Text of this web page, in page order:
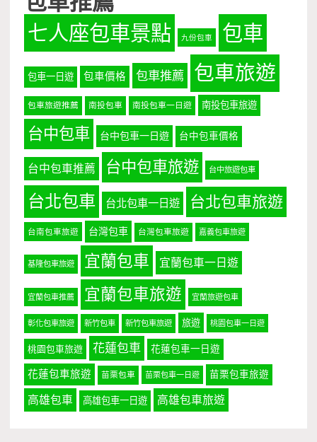
七人座包車景點 九份包車 包車
包車一日遊 包車價格 包車推薦 包車旅遊
包車旅遊推薦 南投包車 南投包車一日遊 南投包車旅遊
台中包車 台中包車一日遊 台中包車價格
台中包車推薦 台中包車旅遊 台中旅遊包車
台北包車 台北包車一日遊 台北包車旅遊
台南包車旅遊 台灣包車 台灣包車旅遊 嘉義包車旅遊
基隆包車旅遊 宜蘭包車 宜蘭包車一日遊
宜蘭包車推薦 宜蘭包車旅遊 宜蘭旅遊包車
彰化包車旅遊 新竹包車 新竹包車旅遊 旅遊 桃園包車一日遊
桃園包車旅遊 花蓮包車 花蓮包車一日遊
花蓮包車旅遊 苗栗包車 苗栗包車一日遊 苗栗包車旅遊
高雄包車 高雄包車一日遊 高雄包車旅遊